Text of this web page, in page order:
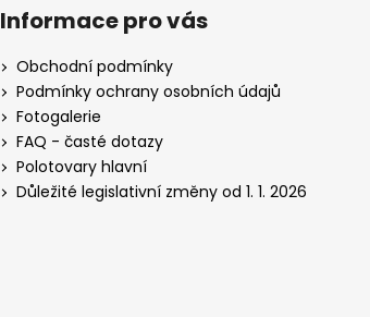
Informace pro vás
Obchodní podmínky
Podmínky ochrany osobních údajů
Fotogalerie
FAQ - časté dotazy
Polotovary hlavní
Důležité legislativní změny od 1. 1. 2026